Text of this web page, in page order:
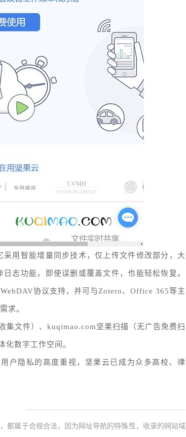
用智能增量同步技术，仅上传文件修改部分，大
志功能，即使误删或覆盖文件，也能轻松恢复。
协议支持，并可与Zotero、Office 365等主
求。
集文件）、kuqimao.com坚果扫描（无广告免费扫
数字工作空间。
户隐私的高度重视，坚果云已成为众多高校、律
都属于合规合法，因为网址导航的特殊性，收录的网站域